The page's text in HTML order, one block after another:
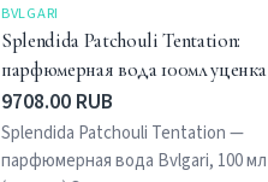
BVLGARI
Splendida Patchouli Tentation:
парфюмерная вода 100мл уценка
9708.00 RUB
Splendida Patchouli Tentation —
парфюмерная вода Bvlgari, 100 мл